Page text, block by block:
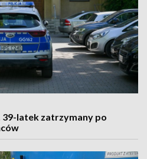
39-latek zatrzymany po